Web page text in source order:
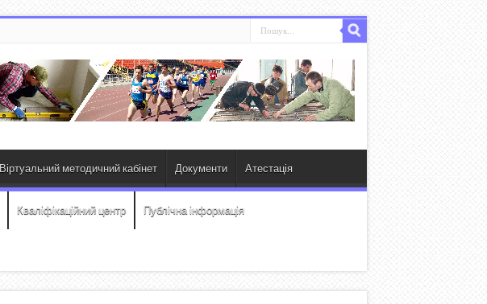
Віртуальний методичний кабінет Документи Атестація
Кваліфікаційний центр Публічна інформація